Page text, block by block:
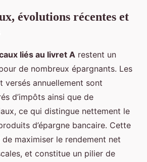
évolutions récentes et
liés au livret A restent un
de nombreux épargnants. Les
versés annuellement sont
d’impôts ainsi que de
ce qui distingue nettement le
d’épargne bancaire. Cette
maximiser le rendement net
et constitue un pilier de